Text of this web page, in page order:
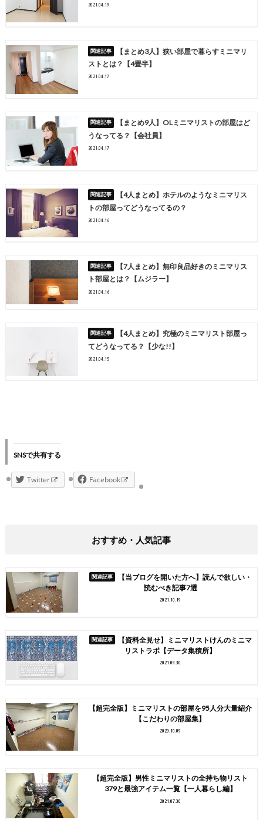
2021.04.19
【まとめ3人】狭い部屋で暮らすミニマリ
ストとは？【4畳半】
2021.04.17
【まとめ9人】OLミニマリストの部屋はど
うなってる？【会社員】
2021.04.17
【4人まとめ】ホテルのようなミニマリス
トの部屋ってどうなってるの？
2021.04.16
【7人まとめ】無印良品好きのミニマリス
ト部屋とは？【ムジラー】
2021.04.16
【4人まとめ】究極のミニマリスト部屋っ
てどうなってる？【少な!!】
2021.04.15
SNSで共有する
Twitter Facebook
おすすめ・人気記事
【当ブログを開いた方へ】読んで欲しい・
読むべき記事7選
2021.10.19
【資料全見せ】ミニマリストけんのミニマ
リストラボ【データ集積所】
2021.09.30
【超完全版】ミニマリストの部屋を95人分大量紹介
【こだわりの部屋集】
2020.10.09
【超完全版】男性ミニマリストの全持ち物リスト
379と最強アイテム一覧【一人暮らし編】
2021.07.30